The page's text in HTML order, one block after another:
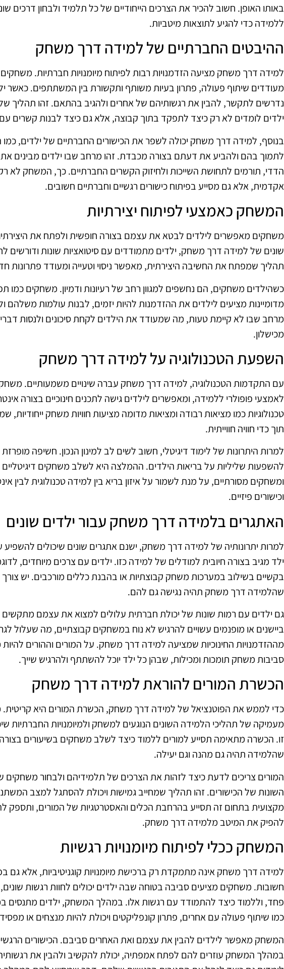
באותו האופן. חשוב להכיר את הצרכים הייחודיים של כל תלמיד ולבחון דרכים
ללמידה כדי להגיע לתוצאות מיטביות.
ההיבטים החברתיים של למידה דרך משחק
למידה דרך משחק מציעה הזדמנויות רבות לפיתוח מיומנויות חברתיות.
מעודדים שיתוף פעולה, פתרון בעיות משותף ותקשורת בין המשתתפים. כאשר
נדרשים לתקשר, להבין את רגשותיהם של אחרים ולהגיב בהתאם. זהו תהליך
ילדים לומדים לא רק כיצד לתפקד בתוך קבוצה, אלא גם כיצד לבנות קשרים עם
בנוסף, למידה דרך משחק יכולה לשפר את הכישורים החברתיים של ילדים,
לתמוך בהם ולהביע את דעתם בצורה מכבדת. זהו מרחב שבו ילדים מבינים
הדדי, תורמים לתחושת השייכות ולחיזוק הקשרים החברתיים. כך, המשחק לא
אקדמית, אלא גם מסייע בפיתוח כישורים רגשיים וחברתיים חשובים.
המשחק כאמצעי לפיתוח יצירתיות
משחקים מאפשרים לילדים לבטא את עצמם בצורה חופשית ולפתח את
שונים של למידה דרך משחק, ילדים מתמודדים עם סיטואציות שונות ודורשים
תהליך שמפתח את החשיבה היצירתית, מאפשר ניסוי וטעייה ומעודד פתרונות
כשהילדים משחקים, הם נחשפים למגוון רחב של רעיונות ודמיון. משחקים כמו
מדומיינות מציעים לילדים את ההזדמנות להיות יזמים, לבנות עולמות משלהם
מרחב שבו לא קיימת טעות, מה שמעודד את הילדים לקחת סיכונים ולנסות
מכישלון.
השפעת הטכנולוגיה על למידה דרך משחק
עם התקדמות הטכנולוגיה, למידה דרך משחק עברה שינויים משמעותיים.
לאמצעי פופולרי ללמידה, ומאפשרים לילדים גישה לתכנים חינוכיים בצורה
טכנולוגיות כמו מציאות רבודה ומציאות מדומה מציעות חוויות משחק
תוך כדי חוויה חווייתית.
למרות היתרונות של לימוד דיגיטלי, חשוב לשים לב למינון הנכון. חשיפה
להשפעות שליליות על בריאות הילדים. ההמלצה היא לשלב משחקים דיגיטליים
ומשחקים מסורתיים, על מנת לשמור על איזון בריא בין למידה טכנולוגית לבין
וכישורים פיזיים.
האתגרים בלמידה דרך משחק עבור ילדים שונים
למרות יתרונותיה של למידה דרך משחק, ישנם אתגרים שונים שיכולים להשפיע
ילד מגיב בצורה חיובית למודלים של למידה כזו. ילדים עם צרכים מיוחדים,
בקשיים בשילוב במערכות משחק קבוצתיות או בהבנת כללים מורכבים. יש
שהלמידה דרך משחק תהיה נגישה גם להם.
גם ילדים עם רמות שונות של יכולת חברתית עלולים למצוא את עצמם מתקשים
ביישנים או מופנמים עשויים להרגיש לא נוח במשחקים קבוצתיים, מה שעלול
מההזדמנויות החינוכיות שמציעה למידה דרך משחק. על המורים וההורים להיות
סביבות משחק תומכות ומכילות, שבהן כל ילד יוכל להשתתף ולהרגיש שייך.
הכשרת המורים להוראת למידה דרך משחק
כדי לממש את הפוטנציאל של למידה דרך משחק, הכשרת המורים היא קריטית.
מעמיקה של תהליכי הלמידה השונים הנוגעים למשחק ולמיומנויות החברתיות
זו. הכשרה מתאימה תסייע למורים ללמוד כיצד לשלב משחקים בשיעורים
שהלמידה תהיה גם מהנה וגם יעילה.
המורים צריכים לדעת כיצד לזהות את הצרכים של תלמידיהם ולבחור
השונות של הכישורים. זהו תהליך שמחייב גמישות ויכולת להסתגל למצב
מקצועית בתחום זה תסייע בהרחבת הכלים והאסטרטגיות של המורים, ותספק
להפיק את המיטב מלמידה דרך משחק.
המשחק ככלי לפיתוח מיומנויות רגשיות
למידה דרך משחק אינה מתמקדת רק ברכישת מיומנויות קוגניטיביות, אלא גם
חשובות. משחקים מציעים סביבה בטוחה שבה ילדים יכולים לחוות רגשות
פחד, וללמוד כיצד להתמודד עם רגשות אלו. במהלך המשחק, ילדים מתנסים
כמו שיתוף פעולה עם אחרים, פתרון קונפליקטים ויכולת להיות מנצחים או
המשחק מאפשר לילדים להבין את עצמם ואת האחרים סביבם. הכישורים
במהלך המשחק עוזרים להם לפתח אמפתיה, יכולת להקשיב ולהבין את